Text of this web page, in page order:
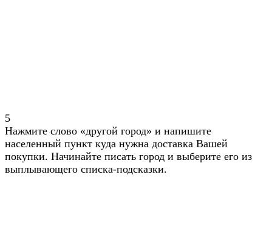
5
Нажмите слово «другой город» и напишите
населенный пункт куда нужна доставка Вашей
покупки. Начинайте писать город и выберите его из
выплывающего списка-подсказки.